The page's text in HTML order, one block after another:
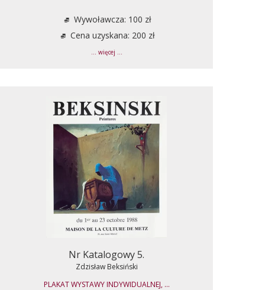
Wywoławcza: 100 zł
Cena uzyskana: 200 zł
... więcej ...
Nr Katalogowy 5.
Zdzisław Beksiński
PLAKAT WYSTAWY INDYWIDUALNEJ, ...